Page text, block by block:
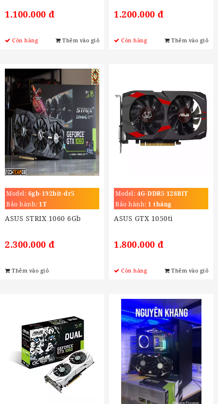
1.100.000 đ
Còn hàng Thêm vào giỏ
1.200.000 đ
Còn hàng Thêm vào giỏ
Model: 6gb-192bit-dr5
Bảo hành: 1T
ASUS STRIX 1060 6Gb
2.300.000 đ
Thêm vào giỏ
Model: 4G-DDR5 128BIT
Bảo hành: 1 tháng
ASUS GTX 1050ti
1.800.000 đ
Còn hàng Thêm vào giỏ